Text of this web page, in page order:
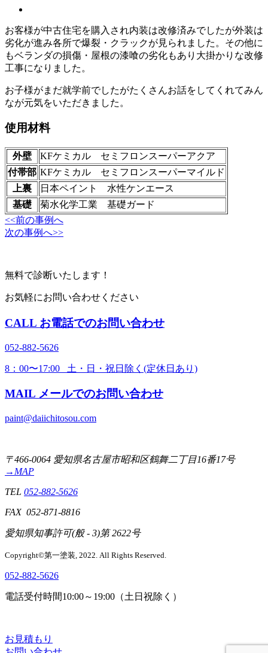
お客様が中古住宅を購入され内装は改修済みでしたが外装は
劣化が進み各所で爆裂・クラックが見られました。その他に
もベランダの損傷・屋根の漆喰の劣化もあり大掛かりな改修
工事になりました。
お子様がまだ就学前でしたがたくさんお話をしてくれてみん
なが元気をいただきました。
使用材料
外壁
KFケミカル セミフロンスーパーアクア
付帯部 KFケミカル セミフロンスーパーマイルド
上裏
日本ペイント 水性ケンエース
基礎
菊水化学工業 基礎ガード
<<前の事例へ
次の事例へ>>
無料で診断いたします！
お気軽にお問い合わせください
CALL お電話でのお問い合わせ
052-882-5626
8：00〜17:00 土・日・祝日除く(定休日あり)
MAIL メールでのお問い合わせ
paint@daiichitosou.com
〒466-0064 愛知県名古屋市昭和区鶴舞二丁目16番17号
→MAP
TEL 052-882-5626
FAX 052-871-8816
愛知県知事許可(般 - 3)第 2622号
Copyright©第一塗装, 2022. All Rights Reserved.
052-882-5626
電話受付時間10:00～19:00（土日祝除く）
お見積もり